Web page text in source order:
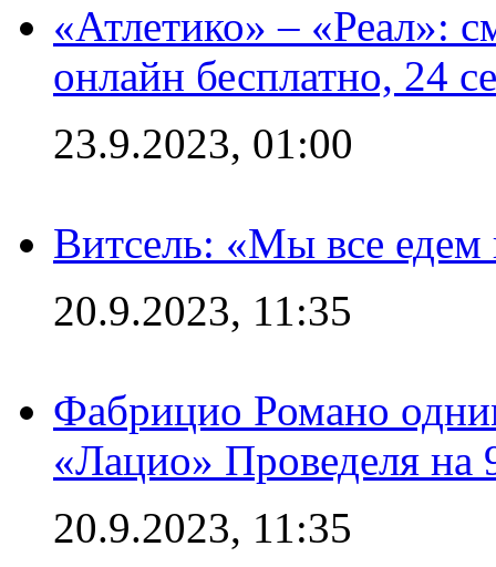
«Атлетико» – «Реал»:
онлайн бесплатно, 24
23.9.2023, 01:00
Витсель: «Мы все едем
20.9.2023, 11:35
Фабрицио Романо
«Лацио» Проведеля на
20.9.2023, 11:35